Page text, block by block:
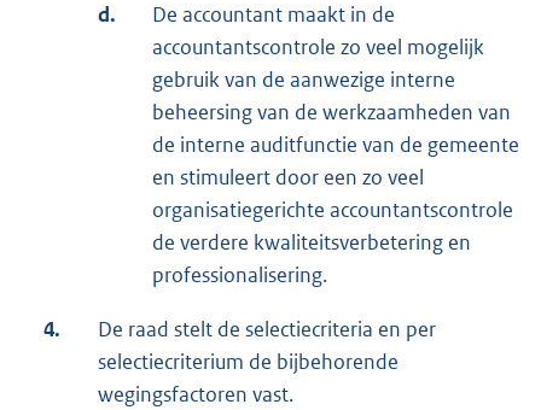
d.
De accountant maakt in de
accountantscontrole zo veel mogelijk
gebruik van de aanwezige interne
beheersing van de werkzaamheden van
de interne auditfunctie van de gemeente
en stimuleert door een zo veel
organisatiegerichte accountantscontrole
de verdere kwaliteitsverbetering en
professionalisering.
4.
De raad stelt de selectiecriteria en per
selectiecriterium de bijbehorende
wegingsfactoren vast.